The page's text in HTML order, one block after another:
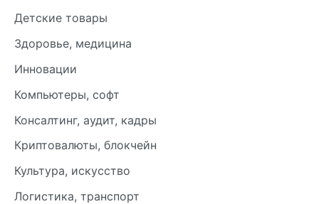
Детские товары
Здоровье, медицина
Инновации
Компьютеры, софт
Консалтинг, аудит, кадры
Криптовалюты, блокчейн
Культура, искусство
Логистика, транспорт